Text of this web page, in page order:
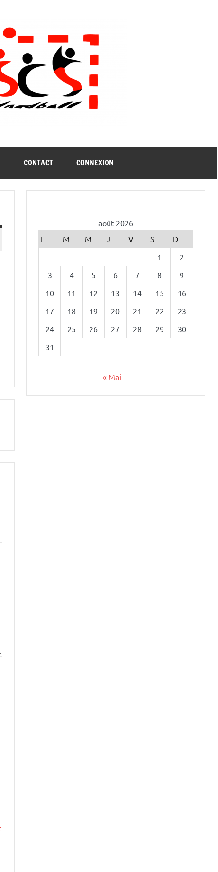
CONTACT CONNEXION
août 2026
L
M M J V S
D
1
2
3
4 5 6 7 8
9
10
11 12 13 14 15
16
17
18 19 20 21 22
23
24
25 26 27 28 29
30
31
« Mai